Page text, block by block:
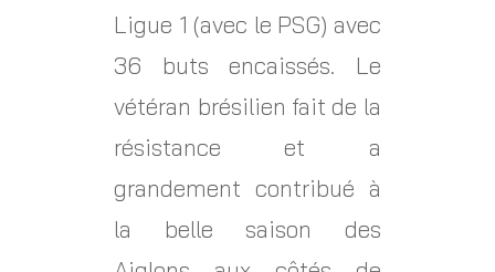
Ligue 1 (avec le PSG) avec
36 buts encaissés. Le
vétéran brésilien fait de la
résistance et a
grandement contribué à
la belle saison des